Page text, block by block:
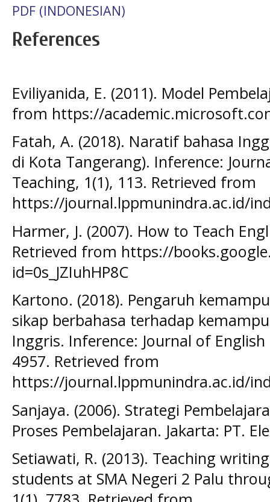
PDF (INDONESIAN)
References
Eviliyanida, E. (2011). Model
from https://
Fatah, A. (2018). Naratif bahasa
di Kota Tangerang). Inference:
Teaching, 1(1), 113. Retrieved from
https://journal.lppmunindra.ac.id/
Harmer, J. (2007). How to Teach
Retrieved from https://
id=0s_JZIuhHP8C
Kartono. (2018). Pengaruh
sikap berbahasa terhadap
Inggris. Inference: Journal of
4957. Retrieved from
https://journal.lppmunindra.ac.id/
Sanjaya. (2006). Strategi
Proses Pembelajaran. Jakarta: PT.
Setiawati, R. (2013). Teaching
students at SMA Negeri 2 Palu